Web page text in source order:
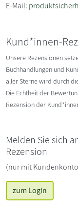
E-Mail:
Kund*innen-
Unsere Rezensionen
Buchhandlungen und
aller Sterne wird durch
Die Echtheit der
Rezension der
Melden Sie sich
Rezension
(nur mit
zum Login